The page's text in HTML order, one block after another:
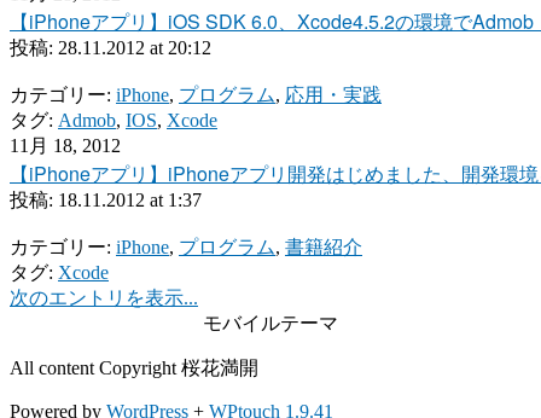
【iPhoneアプリ】iOS SDK 6.0、Xcode4.5.2の環境で
投稿: 28.11.2012 at 20:12
カテゴリー: iPhone, プログラム, 応用・実践
タグ: Admob, IOS, Xcode
11月 18, 2012
【iPhoneアプリ】iPhoneアプリ開発はじめました、開発環
投稿: 18.11.2012 at 1:37
カテゴリー: iPhone, プログラム, 書籍紹介
タグ: Xcode
次のエントリを表示...
モバイルテーマ
All content Copyright 桜花満開
Powered by WordPress + WPtouch 1.9.41